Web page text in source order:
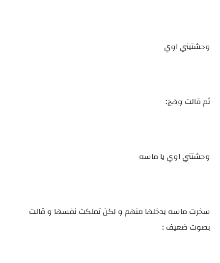
وحشتيني اوي
ثم قالت وهج:
وحشتني اوي يا ماسه
سخرت ماسه بدخلها منهم و لكن تملكت نفسها و قالت
بصوت ضعيف :